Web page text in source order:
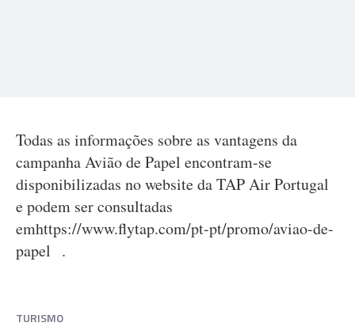
Todas as informações sobre as vantagens da
campanha Avião de Papel encontram-se
disponibilizadas no website da TAP Air Portugal
e podem ser consultadas
emhttps://www.flytap.com/pt-pt/promo/aviao-de-
papel .
TURISMO